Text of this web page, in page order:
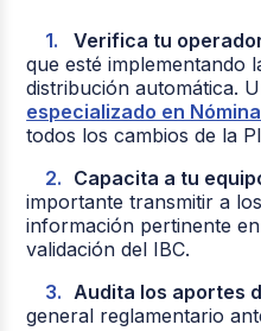
Verifica tu
que esté implementando
distribución automática.
especializado en
todos los cambios de la
Capacita a tu
importante transmitir a
información pertinente
validación del IBC.
Audita los aportes
general reglamentario